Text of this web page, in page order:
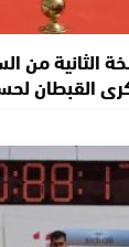
القبطان